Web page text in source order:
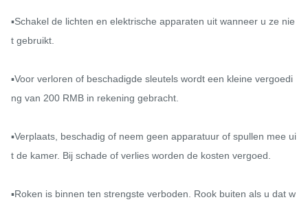
▪️Schakel de lichten en elektrische apparaten uit wanneer u ze nie
t gebruikt.
▪️Voor verloren of beschadigde sleutels wordt een kleine vergoedi
ng van 200 RMB in rekening gebracht.
▪️Verplaats, beschadig of neem geen apparatuur of spullen mee ui
t de kamer. Bij schade of verlies worden de kosten vergoed.
▪️Roken is binnen ten strengste verboden. Rook buiten als u dat w